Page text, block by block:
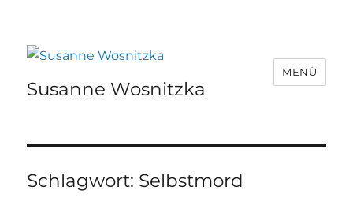
Susanne Wosnitzka
MENÜ
Schlagwort: Selbstmord